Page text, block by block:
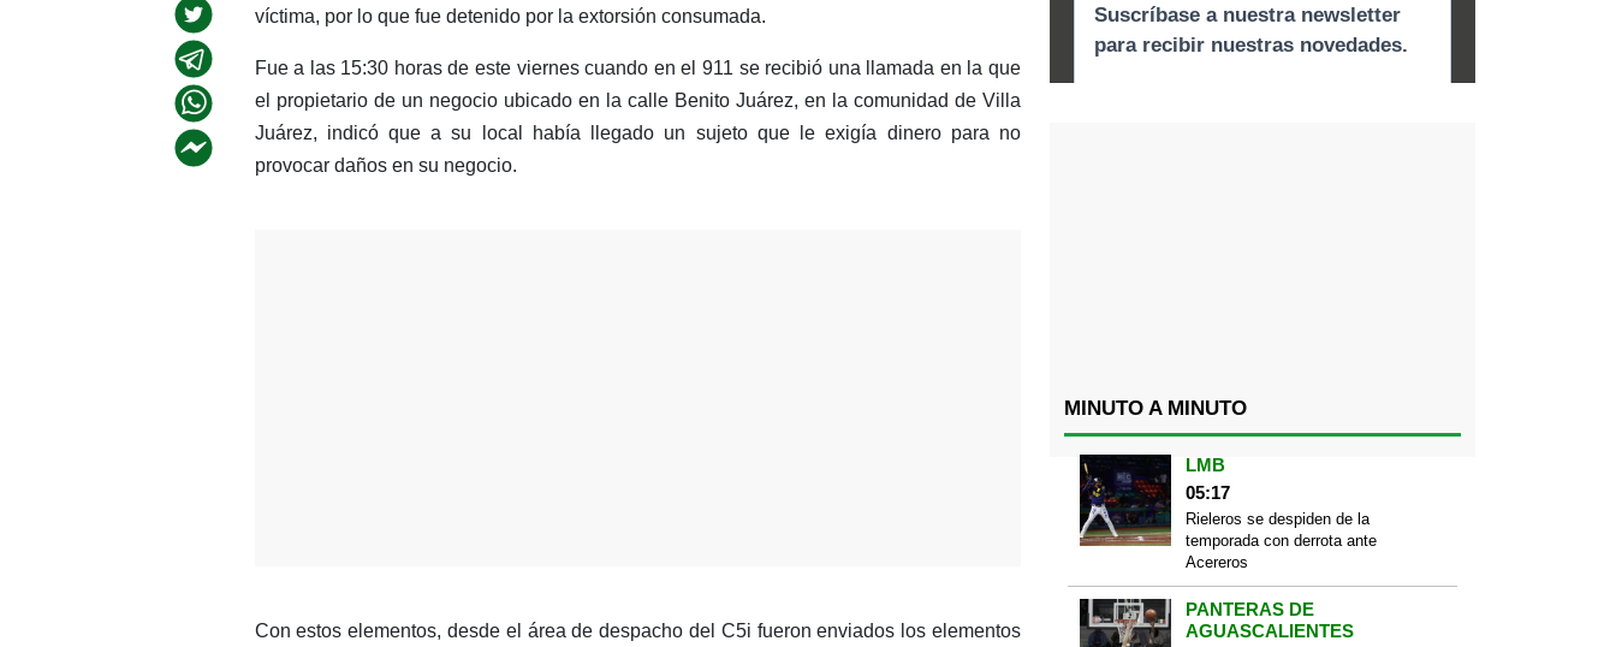
víctima, por lo que fue detenido por la extorsión consumada.
Fue a las 15:30 horas de este viernes cuando en el 911 se recibió una llamada en la que
el propietario de un negocio ubicado en la calle Benito Juárez, en la comunidad de Villa
Juárez, indicó que a su local había llegado un sujeto que le exigía dinero para no
provocar daños en su negocio.
Con estos elementos, desde el área de despacho del C5i fueron enviados los elementos
MINUTO A MINUTO
LMB
05:17
Rieleros se despiden de la
temporada con derrota ante
Acereros
PANTERAS DE
AGUASCALIENTES